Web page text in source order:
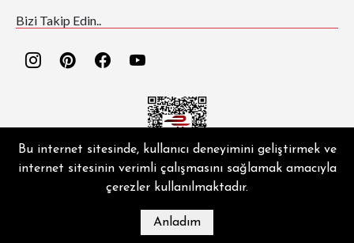
Bizi Takip Edin..
EZGİ HALI ® | Copyright © 2026 | Tüm hakları saklıdır.
BLOG İLETIŞIM
Bu internet sitesinde, kullanıcı deneyimini geliştirmek ve
internet sitesinin verimli çalışmasını sağlamak amacıyla
çerezler kullanılmaktadır.
Anladım